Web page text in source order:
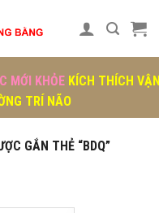
MỚI KHỎE KÍCH THÍCH
TRÍ NÃO
GẮN THẺ “BDQ”